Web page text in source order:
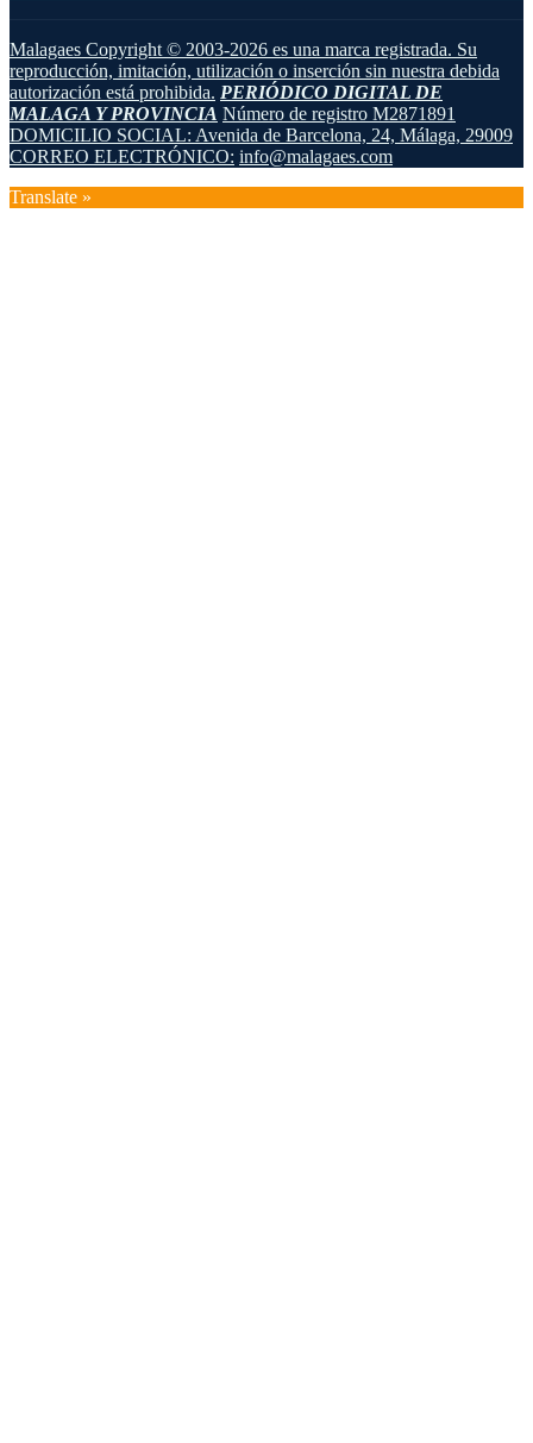
Malagaes Copyright © 2003-2026 es una marca registrada. Su
reproducción, imitación, utilización o inserción sin nuestra debida
autorización está prohibida. PERIÓDICO DIGITAL DE
MALAGA Y PROVINCIA Número de registro M2871891
DOMICILIO SOCIAL: Avenida de Barcelona, 24, Málaga, 29009
CORREO ELECTRÓNICO: info@malagaes.com
Translate »